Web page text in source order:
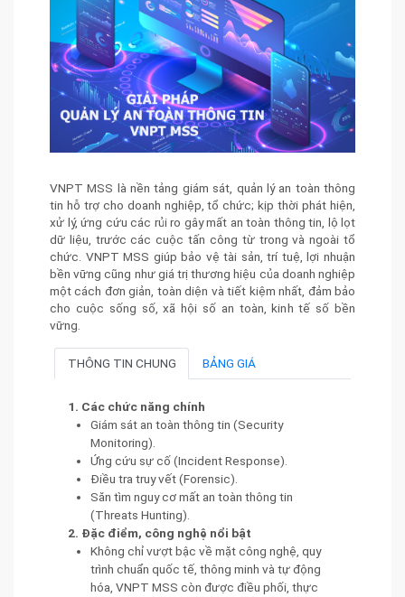
VNPT MSS là nền tảng giám sát, quản lý an toàn thông
tin hỗ trợ cho doanh nghiệp, tổ chức; kịp thời phát hiện,
xử lý, ứng cứu các rủi ro gây mất an toàn thông tin, lộ lọt
dữ liệu, trước các cuộc tấn công từ trong và ngoài tổ
chức. VNPT MSS giúp bảo vệ tài sản, trí tuệ, lợi nhuận
bền vững cũng như giá trị thương hiệu của doanh nghiệp
một cách đơn giản, toàn diện và tiết kiệm nhất, đảm bảo
cho cuộc sống số, xã hội số an toàn, kinh tế số bền
vững.
THÔNG TIN CHUNG BẢNG GIÁ
1. Các chức năng chính
Giám sát an toàn thông tin (Security
Monitoring).
Ứng cứu sự cố (Incident Response).
Điều tra truy vết (Forensic).
Săn tìm nguy cơ mất an toàn thông tin
(Threats Hunting).
2. Đặc điểm, công nghệ nổi bật
Không chỉ vượt bậc về mặt công nghệ, quy
trình chuẩn quốc tế, thông minh và tự động
hóa, VNPT MSS còn được điều phối, thực